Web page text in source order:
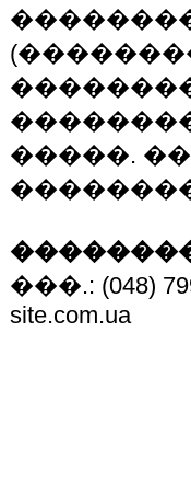
�����.
���.: (048)
site.com.ua